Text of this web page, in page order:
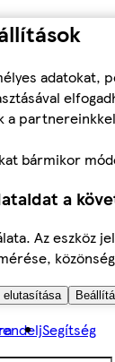
adatokat,
a
bármikor
a
Az eszköz
elutasítása
Segítség